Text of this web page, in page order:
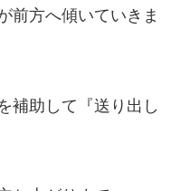
前方へ傾いていきま
補助して『送り出し